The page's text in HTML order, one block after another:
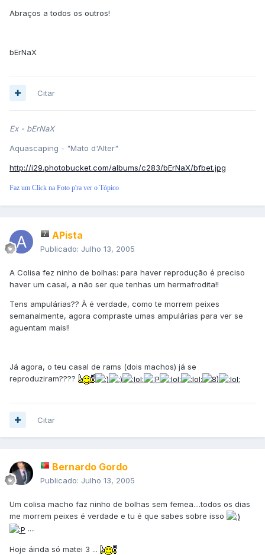
Abraços a todos os outros!
bErNaX
Citar
Ex - bErNaX
Aquascaping - "Mato d'Alter"
http://i29.photobucket.com/albums/c283/bErNaX/bfbet.jpg
Faz um Click na Foto p'ra ver o Tópico
APista
Publicado: Julho 13, 2005
A Colisa fez ninho de bolhas: para haver reprodução é preciso
haver um casal, a não ser que tenhas um hermafrodita!!
Tens ampulárias?? À é verdade, como te morrem peixes
semanalmente, agora compraste umas ampulárias para ver se
aguentam mais!!
Já agora, o teu casal de rams (dois machos) já se
reproduziram????
Citar
Bernardo Gordo
Publicado: Julho 13, 2005
Um colisa macho faz ninho de bolhas sem femea....todos os dias
me morrem peixes é verdade e tu é que sabes sobre isso
....
Hoje áinda só matei 3 ...